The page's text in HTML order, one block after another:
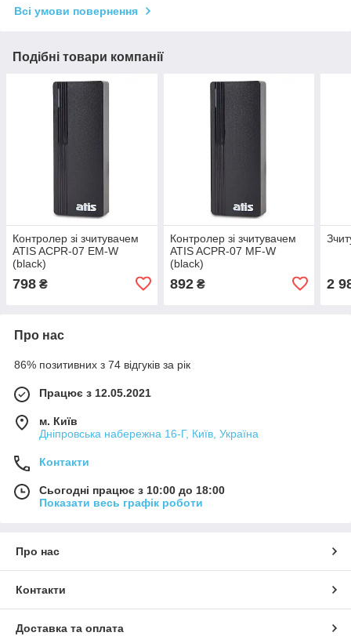
Всі умови повернення
Подібні товари компанії
Контролер зі зчитувачем
ATIS ACPR-07 EM-W
(black)
798 ₴
Контролер зі зчитувачем
ATIS ACPR-07 MF-W
(black)
892₴ 2
Про нас
86% позитивних з 74 відгуків за рік
Працює з 12.05.2021
м. Київ
Дніпровська набережна 16-Г, Київ, Україна
Контакти
Сьогодні працює з 10:00 до 18:00
Показати весь графік роботи
Про нас
Контакти
Доставка та оплата